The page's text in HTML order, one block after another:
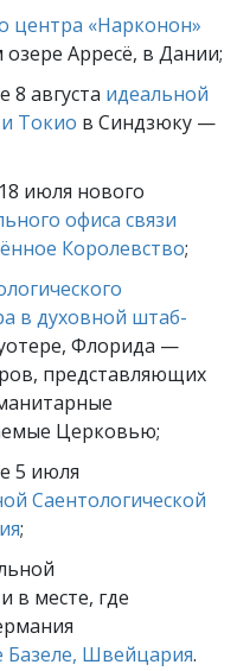
центра «Нарконон»
Арресё, в Дании;
8 августа идеальной
Токио в Синдзюку —
июля нового
офиса связи
Королевство;
в духовной штаб-
Флорида —
представляющих
Церковью;
5 июля
Саентологической
;
в месте, где
Базеле, Швейцария.